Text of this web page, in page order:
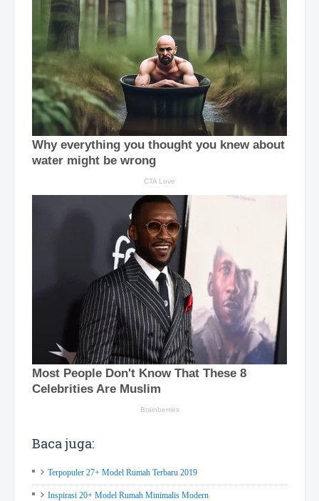
Baca juga:
Terpopuler 27+ Model Rumah Terbaru 2019
Inspirasi 20+ Model Rumah Minimalis Modern